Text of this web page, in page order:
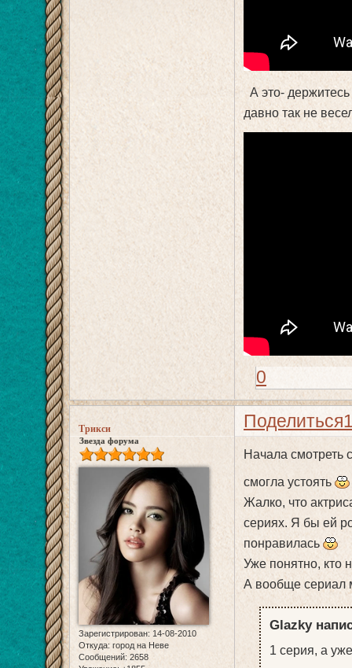
А это- держитесь
давно так не
0
Поделиться
Трикси
Звезда форума
Зарегистрирован: 14-08-2010
Откуда: город на Неве
Сообщений: 2658
Начала смотреть
смогла устоять
Жалко, что
сериях. Я бы ей
понравилась
Уже понятно, кто
А вообще сериал
Glazky
1 серия, а